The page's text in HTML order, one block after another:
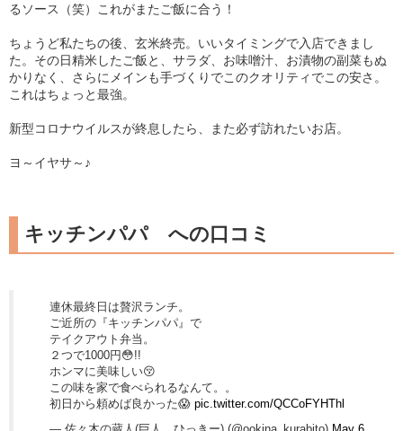
るソース（笑）これがまたご飯に合う！
ちょうど私たちの後、玄米終売。いいタイミングで入店できまし
た。その日精米したご飯と、サラダ、お味噌汁、お漬物の副菜もぬ
かりなく、さらにメインも手づくりでこのクオリティでこの安さ。
これはちょっと最強。
新型コロナウイルスが終息したら、また必ず訪れたいお店。
ヨ～イヤサ～♪
キッチンパパ への口コミ
連休最終日は贅沢ランチ。
ご近所の『キッチンパパ』で
テイクアウト弁当。
２つで1000円😳!!
ホンマに美味しい😚
この味を家で食べられるなんて。。
初日から頼めば良かった😱 pic.twitter.com/QCCoFYHThl